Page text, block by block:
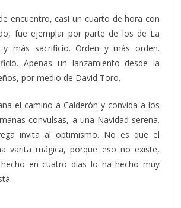
encuentro, casi un cuarto de hora con
fue ejemplar por parte de los de La
y más sacrificio. Orden y más orden.
Apenas un lanzamiento desde la
por medio de David Toro.
el camino a Calderón y convida a los
convulsas, a una Navidad serena.
invita al optimismo. No es que el
varita mágica, porque eso no existe,
en cuatro días lo ha hecho muy